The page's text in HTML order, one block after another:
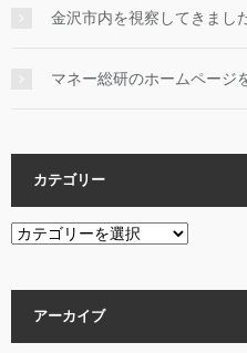
金沢市内を視察してきまし
マネー総研のホームページ
カテゴリー
カ
アーカイブ